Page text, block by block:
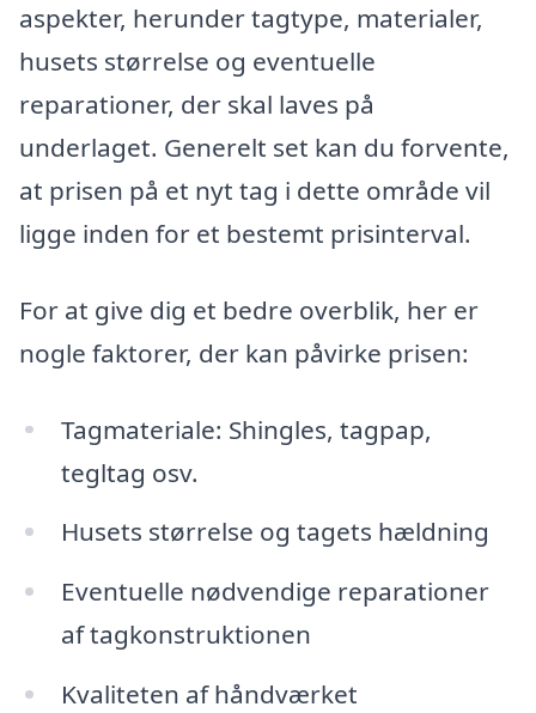
aspekter, herunder tagtype, materialer,
husets størrelse og eventuelle
reparationer, der skal laves på
underlaget. Generelt set kan du forvente,
at prisen på et nyt tag i dette område vil
ligge inden for et bestemt prisinterval.
For at give dig et bedre overblik, her er
nogle faktorer, der kan påvirke prisen:
Tagmateriale: Shingles, tagpap,
tegltag osv.
Husets størrelse og tagets hældning
Eventuelle nødvendige reparationer
af tagkonstruktionen
Kvaliteten af håndværket